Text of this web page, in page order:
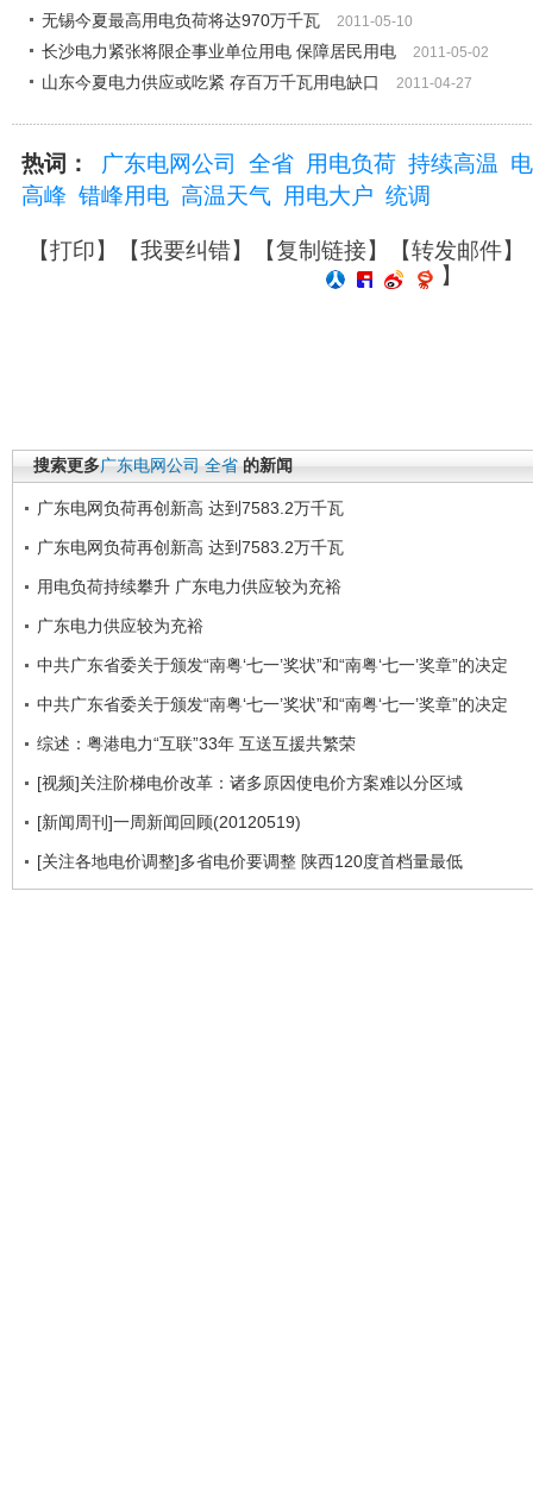
无锡今夏最高用电负荷将达970万千瓦 2011-05-10
长沙电力紧张将限企事业单位用电 保障居民用电 2011-05-02
山东今夏电力供应或吃紧 存百万千瓦用电缺口 2011-04-27
热词： 广东电网公司 全省 用电负荷 持续高温
高峰 错峰用电 高温天气 用电大户 统调
【打印】【我要纠错】【复制链接】【转发邮件】
】
搜索更多广东电网公司 全省 的新闻
广东电网负荷再创新高 达到7583.2万千瓦
广东电网负荷再创新高 达到7583.2万千瓦
用电负荷持续攀升 广东电力供应较为充裕
广东电力供应较为充裕
中共广东省委关于颁发“南粤‘七一’奖状”和“南粤‘七一’奖章”的决定
中共广东省委关于颁发“南粤‘七一’奖状”和“南粤‘七一’奖章”的决定
综述：粤港电力“互联”33年 互送互援共繁荣
[视频]关注阶梯电价改革：诸多原因使电价方案难以分区域
[新闻周刊]一周新闻回顾(20120519)
[关注各地电价调整]多省电价要调整 陕西120度首档量最低